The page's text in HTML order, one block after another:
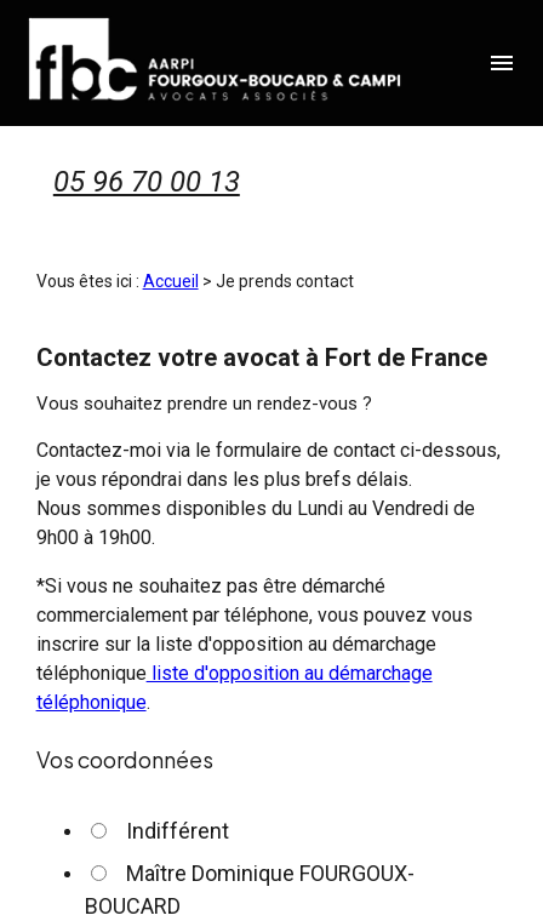
menu
05 96 70 00 13
Vous êtes ici : Accueil > Je prends contact
Contactez votre avocat à Fort de France
Vous souhaitez prendre un rendez-vous ?
Contactez-moi via le formulaire de contact ci-dessous,
je vous répondrai dans les plus brefs délais.
Nous sommes disponibles du Lundi au Vendredi de
9h00 à 19h00.
*Si vous ne souhaitez pas être démarché
commercialement par téléphone, vous pouvez vous
inscrire sur la liste d'opposition au démarchage
téléphoniqueliste d'opposition au démarchage
téléphonique.
Vos coordonnées
Indifférent
Maître Dominique FOURGOUX-
BOUCARD
Panneau de gestion des cookies